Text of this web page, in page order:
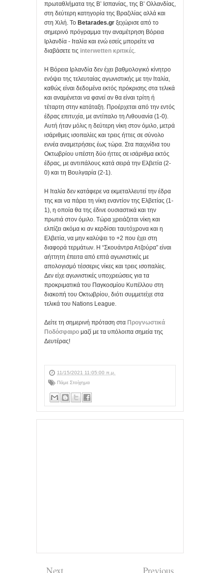
πρωταθλήματα της Β’ Ισπανίας, της Β’ Ολλανδίας,
στη δεύτερη κατηγορία της Βραζιλίας αλλά και
στη Χιλή. Το Betarades.gr ξεχώρισε από το
σημερινό πρόγραμμα την αναμέτρηση Βόρεια
Ιρλανδία - Ιταλία και ενώ εσείς μπορείτε να
διαβάσετε τις interwetten κριτικές.
Η Βόρεια Ιρλανδία δεν έχει βαθμολογικό κίνητρο
ενόψει της τελευταίας αγωνιστικής με την Ιταλία,
καθώς είναι δεδομένα εκτός πρόκρισης στα τελικά
και αναμένεται να φανεί αν θα είναι τρίτη ή
τέταρτη στην κατάταξη. Προέρχεται από την εντός
έδρας επιτυχία, με αντίπαλο τη Λιθουανία (1-0).
Αυτή ήταν μόλις η δεύτερη νίκη στον όμιλο, μετρά
ισάριθμες ισοπαλίες και τρεις ήττες σε σύνολο
εννέα αναμετρήσεις έως τώρα. Στα παιχνίδια του
Οκτωβρίου υπέστη δύο ήττες σε ισάριθμα εκτός
έδρας, με αντιπάλους κατά σειρά την Ελβετία (2-
0) και τη Βουλγαρία (2-1).
Η Ιταλία δεν κατάφερε να εκμεταλλευτεί την έδρα
της και να πάρει τη νίκη εναντίον της Ελβετίας (1-
1), η οποία θα της έδινε ουσιαστικά και την
πρωτιά στον όμιλο. Τώρα χρειάζεται νίκη και
ελπίζει ακόμα κι αν κερδίσει ταυτόχρονα και η
Ελβετία, να μην καλύψει το +2 που έχει στη
διαφορά τερμάτων. Η “Σκουάντρα Ατζούρα” είναι
αήττητη έπειτα από επτά αγωνιστικές με
απολογισμό τέσσερις νίκες και τρεις ισοπαλίες.
Δεν είχε αγωνιστικές υποχρεώσεις για τα
προκριματικά του Παγκοσμίου Κυπέλλου στη
διακοπή του Οκτωβρίου, διότι συμμετείχε στα
τελικά του Nations League.
Δείτε τη σημερινή πρόταση στα Προγνωστικά
Ποδόσφαιρο μαζί με τα υπόλοιπα σημεία της
Δευτέρας!
11/15/2021 11:05:00 π.μ.
Πάμε Στοίχημα
Next Previous